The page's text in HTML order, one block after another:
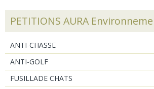
PETITIONS AURA
ANTI-CHASSE
ANTI-GOLF
FUSILLADE CHATS